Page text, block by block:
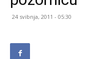
24 svibnja, 2011 - 05:30